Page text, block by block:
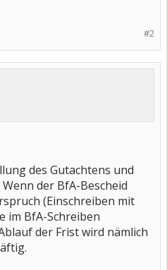
#2
des Gutachtens und
der BfA-Bescheid
(Einschreiben mit
im BfA-Schreiben
der Frist wird nämlich